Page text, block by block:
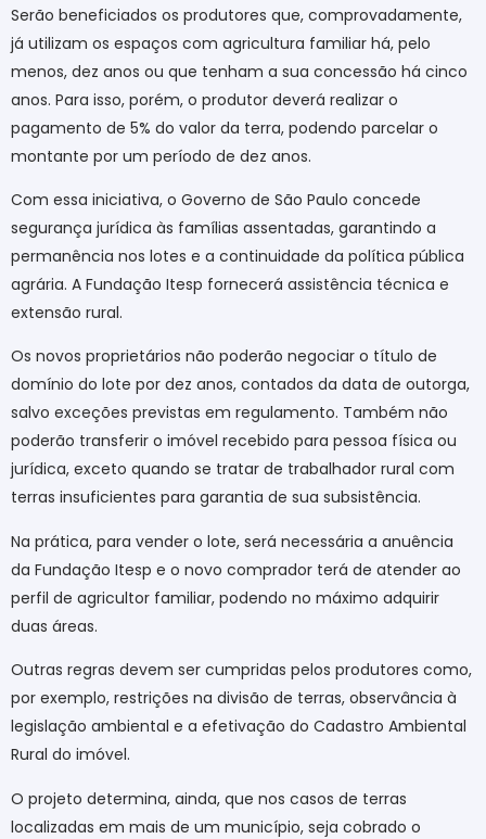
Serão beneficiados os produtores que, comprovadamente,
já utilizam os espaços com agricultura familiar há, pelo
menos, dez anos ou que tenham a sua concessão há cinco
anos. Para isso, porém, o produtor deverá realizar o
pagamento de 5% do valor da terra, podendo parcelar o
montante por um período de dez anos.
Com essa iniciativa, o Governo de São Paulo concede
segurança jurídica às famílias assentadas, garantindo a
permanência nos lotes e a continuidade da política pública
agrária. A Fundação Itesp fornecerá assistência técnica e
extensão rural.
Os novos proprietários não poderão negociar o título de
domínio do lote por dez anos, contados da data de outorga,
salvo exceções previstas em regulamento. Também não
poderão transferir o imóvel recebido para pessoa física ou
jurídica, exceto quando se tratar de trabalhador rural com
terras insuficientes para garantia de sua subsistência.
Na prática, para vender o lote, será necessária a anuência
da Fundação Itesp e o novo comprador terá de atender ao
perfil de agricultor familiar, podendo no máximo adquirir
duas áreas.
Outras regras devem ser cumpridas pelos produtores como,
por exemplo, restrições na divisão de terras, observância à
legislação ambiental e a efetivação do Cadastro Ambiental
Rural do imóvel.
O projeto determina, ainda, que nos casos de terras
localizadas em mais de um município, seja cobrado o